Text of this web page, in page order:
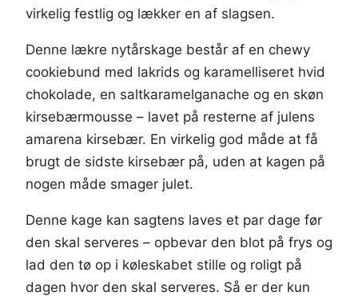
virkelig festlig og lækker en af slagsen.
Denne lækre nytårskage består af en chewy
cookiebund med lakrids og karamelliseret hvid
chokolade, en saltkaramelganache og en skøn
kirsebærmousse – lavet på resterne af julens
amarena kirsebær. En virkelig god måde at få
brugt de sidste kirsebær på, uden at kagen på
nogen måde smager julet.
Denne kage kan sagtens laves et par dage før
den skal serveres – opbevar den blot på frys og
lad den tø op i køleskabet stille og roligt på
dagen hvor den skal serveres. Så er der kun